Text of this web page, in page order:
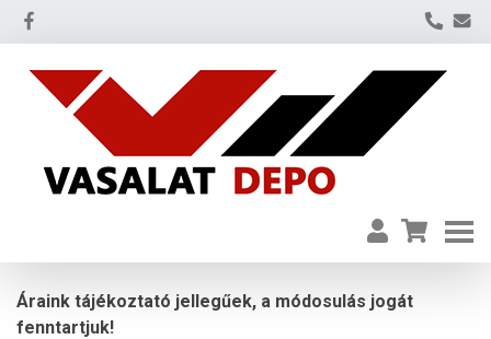
Áraink tájékoztató jellegűek, a módosulás jogát
fenntartjuk!